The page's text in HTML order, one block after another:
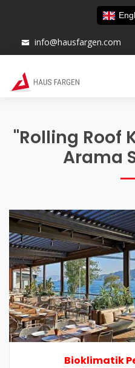
info@hausfargen.com
"Rolling Roof
Arama
Bioklimatik